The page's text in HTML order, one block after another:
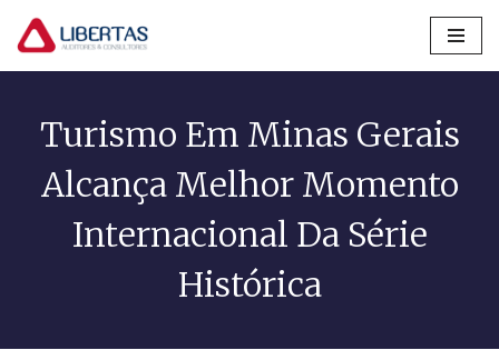
Pular
conteúdo
Turismo Em Minas Gerais
Alcança Melhor Momento
Internacional Da Série
Histórica